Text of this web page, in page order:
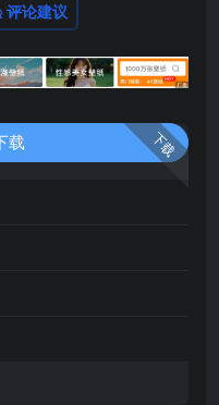
评论建议
下载
载